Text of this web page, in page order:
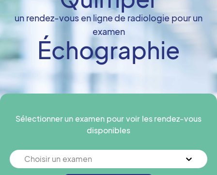
un rendez-vous en ligne de radiologie pour un
examen
Échographie
Sélectionner un examen pour voir les rendez-vous
disponibles
Choisir un examen